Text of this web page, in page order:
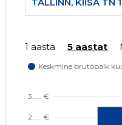
TALLINN, KIISA TN
1 aasta 5 aastat